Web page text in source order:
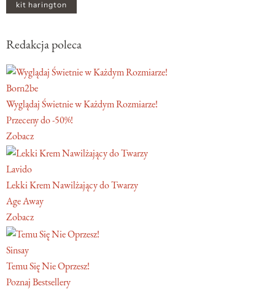
kit harington
Redakcja poleca
Born2be
Wyglądaj Świetnie w Każdym Rozmiarze!
Przeceny do -50%!
Zobacz
Lavido
Lekki Krem Nawilżający do Twarzy
Age Away
Zobacz
Sinsay
Temu Się Nie Oprzesz!
Poznaj Bestsellery